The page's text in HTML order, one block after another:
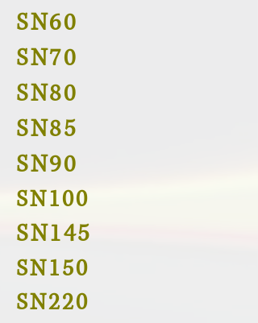
SN60
SN70
SN80
SN85
SN90
SN100
SN145
SN150
SN220